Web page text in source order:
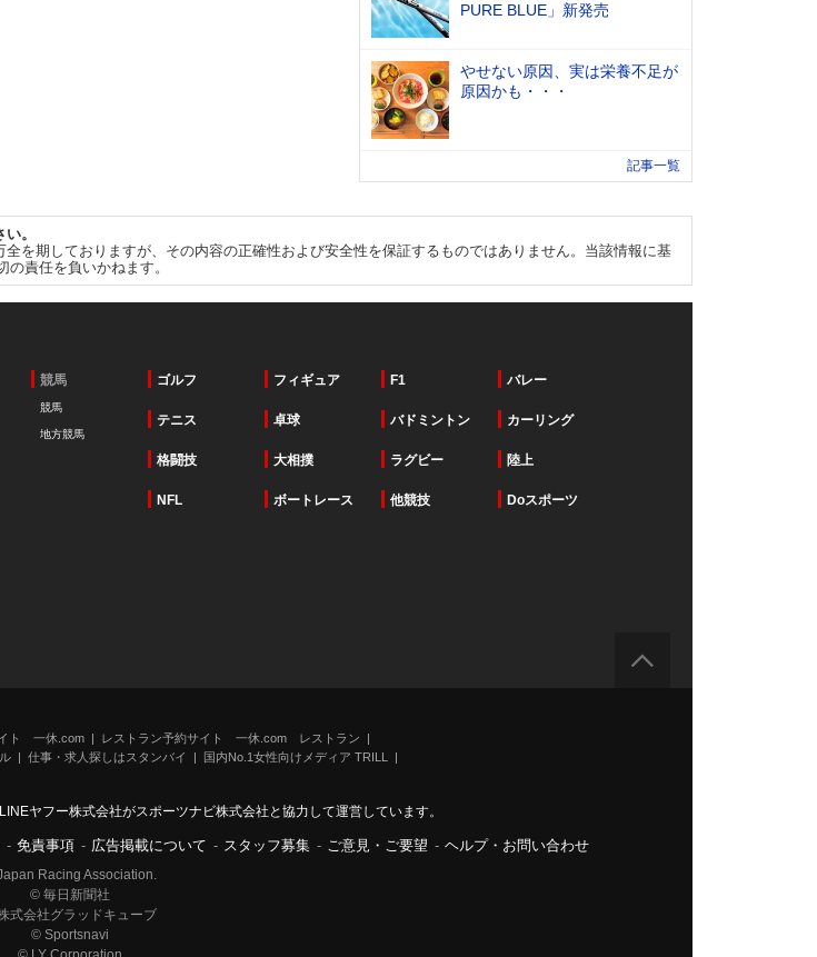
PURE BLUE」新発売
やせない原因、実は栄養不足が
原因かも・・・
記事一覧
。
を期しておりますが、その内容の正確性および安全性を保証するものではありません。当該情報に基
責任を負いかねます。
競馬
競馬
地方競馬
ゴルフ フィギュア F1 バレー
テニス 卓球 バドミントン カーリング
格闘技 大相撲 ラグビー 陸上
NFL ボートレース 他競技 Doスポーツ
ト 一休.com
レストラン予約サイト 一休.com レストラン
仕事・求人探しはスタンバイ
国内No.1女性向けメディア TRILL
ヤフー株式会社がスポーツナビ株式会社と協力して運営しています。
- 免責事項 - 広告掲載について - スタッフ募集 - ご意見・ご要望 - ヘルプ・お問い合わせ
Racing Association.
© 毎日新聞社
式会社グラッドキューブ
© Sportsnavi